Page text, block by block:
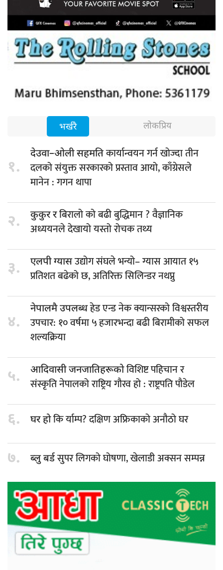
भर्खरै लोकप्रिय
१.
देउवा–ओली सहमतिकार्यान्वयन गर्न खोज्दा तीन
दलको संयुक्त सरकारको प्रस्ताव आयो, काँग्रेसले
मानेन : गगन थापा
२. कुकुर रबिरालो को बढी बुद्धिमान ? वैज्ञानिक
अध्ययनले देखायो यस्तो रोचक तथ्य
३. एलपी ग्यासउद्योग संघले भन्यो– ग्यास आयात १५
प्रतिशत बढेको छ, अतिरिक्त सिलिन्डर नथप्नु
४.
नेपालमै उपलब्धहेड एन्ड नेक क्यान्सरको विश्वस्तरीय
उपचार: १० वर्षमा ५ हजारभन्दा बढी बिरामीको सफल
शल्यक्रिया
५. आदिवासी जनजातिहरूकोविशिष्ट पहिचान र
संस्कृति नेपालको राष्ट्रिय गौरव हो : राष्ट्रपति पौडेल
६. घर होकि र्याम्प? दक्षिण अफ्रिकाको अनौठो घर
७. ब्लु बर्डसुपर लिगको घोषणा, खेलाडी अक्सन सम्पन्न